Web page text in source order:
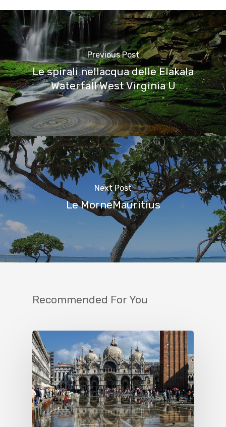
Previous Post
Le spirali nellacqua delle Elakala
Waterfall West Virginia U
Next Post
Le MorneMauritius
Recommended For You